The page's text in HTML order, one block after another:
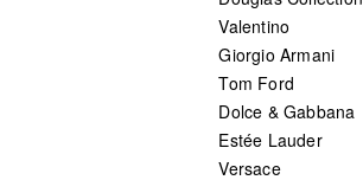
Valentino
Giorgio Armani
Tom Ford
Dolce & Gabbana
Estée Lauder
Versace